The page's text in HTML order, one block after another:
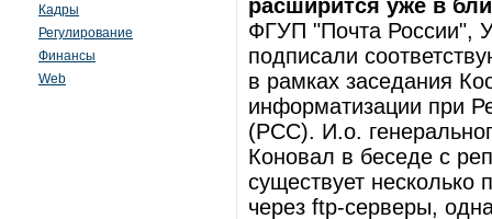
Кадры
Регулирование
Финансы
Web
расширится уже в
ФГУП "Почта России",
подписали
в рамках заседания
информатизации при
(РСС). И.о.
Коновал в беседе с
существует
через ftp-серверы,